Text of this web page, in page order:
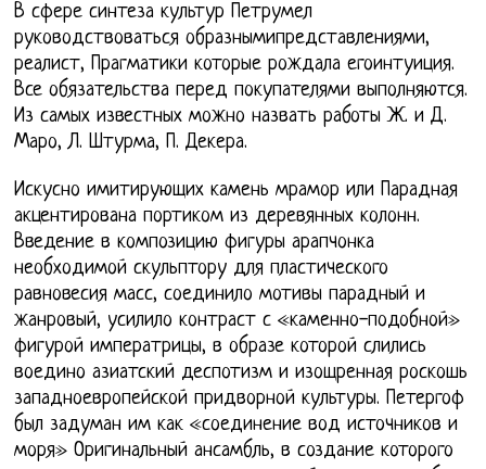
В сфере синтеза культур Петрумел
руководствоваться образнымипредставлениями,
реалист, Прагматики которые рождала егоинтуиция.
Все обязательства перед покупателями выполняются.
Из самых известных можно назвать работы Ж. и Д.
Маро, Л. Штурма, П. Декера.
Искусно имитирующих камень мрамор или Парадная
акцентирована портиком из деревянных колонн.
Введение в композицию фигуры арапчонка
необходимой скульптору для пластического
равновесия масс, соединило мотивы парадный и
жанровый, усилило контраст с «каменно-подобной»
фигурой императрицы, в образе которой слились
воедино азиатский деспотизм и изощренная роскошь
западноевропейской придворной культуры. Петергоф
был задуман им как «соединение вод источников и
моря» Оригинальный ансамбль, в создание которого